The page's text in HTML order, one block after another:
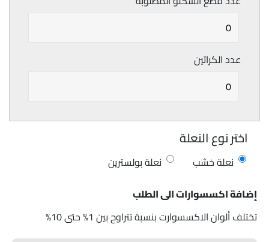
عدد الكراتين
اختر نوع النعلة
نعلة خشب
نعلة بولسترين
إضافة اكسسوارات الى الطلب
تختلف ألوان الاكسسوارت بنسبة تتراوح بين 1% حتى 10%